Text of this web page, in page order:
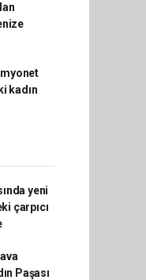
kadın
yeni
çarpıcı
Paşası